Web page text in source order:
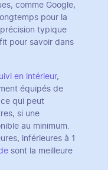
comme Google,
pour la
typique
pour savoir dans
en intérieur,
équipés de
ce qui peut
si une
au minimum.
inférieures à 1
sont la meilleure